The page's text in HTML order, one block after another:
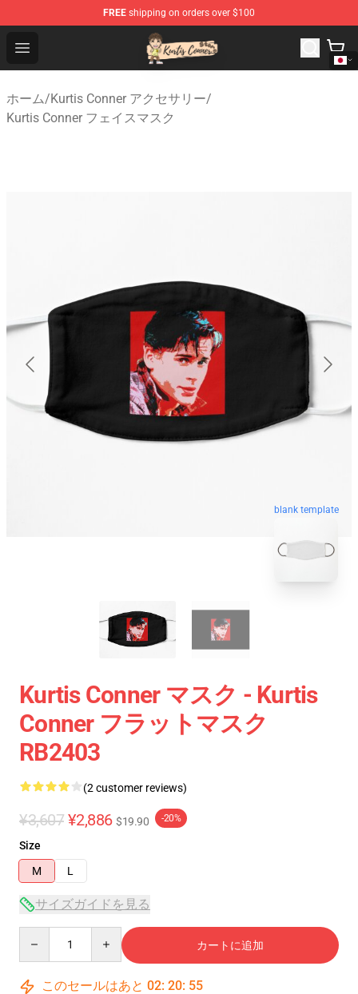
FREE shipping on orders over $100
Open menu
Kurtis Conner Store - Official Kurtis Conner Merchandise
ホーム/Kurtis Conner アクセサリー/
Kurtis Conner フェイスマスク
blank template
Kurtis Conner マスク - Kurtis
Conner フラットマスク
RB2403
(2 customer reviews)
¥3,607 ¥2,886 $19.90 -20%
Size
M
L
サイズガイドを見る
カートに追加
このセールはあと 02: 20: 54